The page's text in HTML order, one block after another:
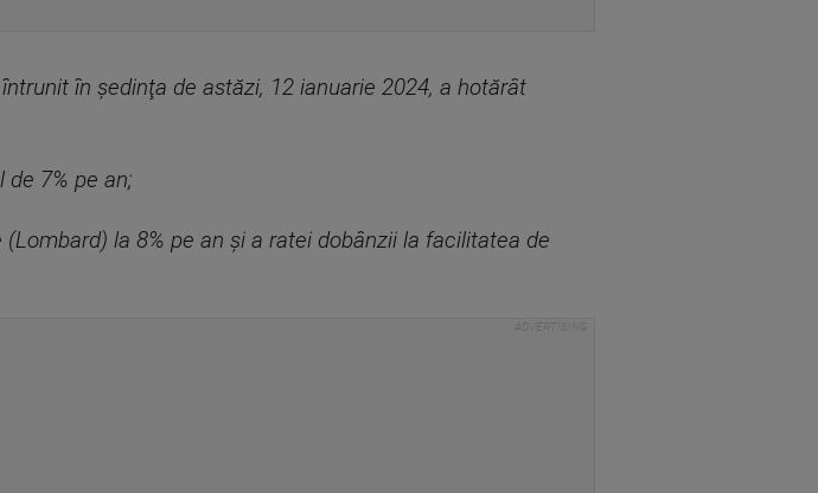
în şedinţa de astăzi, 12 ianuarie 2024, a hotărât
7% pe an;
la 8% pe an şi a ratei dobânzii la facilitatea de